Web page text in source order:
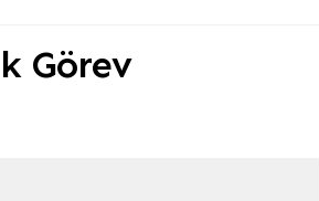
Görev